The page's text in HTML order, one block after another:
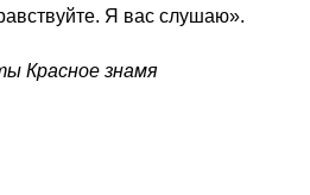
Я вас слушаю».
Красное знамя